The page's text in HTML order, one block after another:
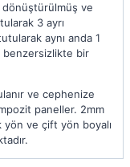
ve
3 ayrı
aynı anda 1
benzersizlikte bir
ve cephenize
paneller. 2mm
ve çift yön boyalı